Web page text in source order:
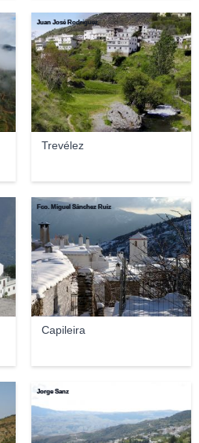
Trevélez
Juan José Rodríguez
Capileira
Fco. Miguel Sánchez Ruiz
Jorge Sanz